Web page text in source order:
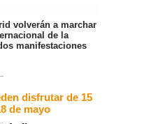
volverán a marchar
de la
manifestaciones
disfrutar de 15
de mayo